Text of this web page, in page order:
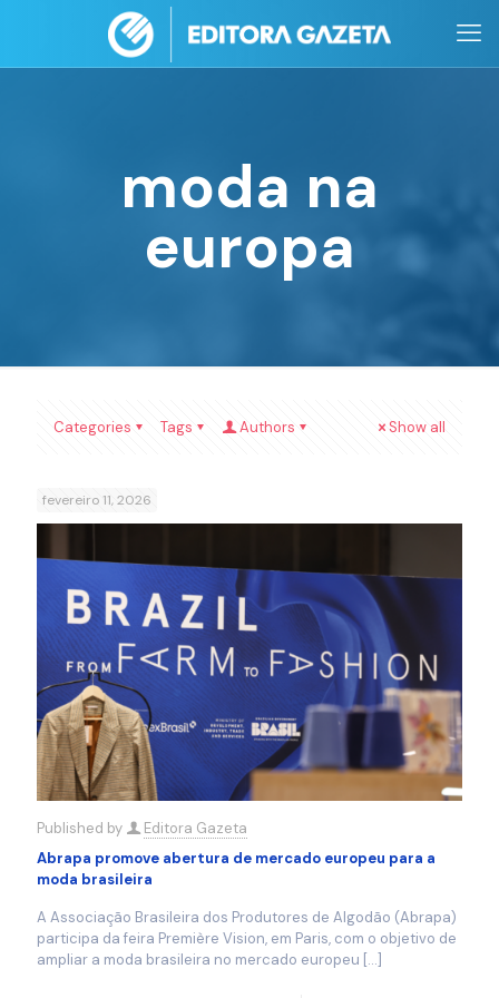
moda na
europa
Categories Tags Authors Show all
fevereiro 11, 2026
Published by
Editora Gazeta
Abrapa promove abertura de mercado europeu para a
moda brasileira
A Associação Brasileira dos Produtores de Algodão (Abrapa)
participa da feira Première Vision, em Paris, com o objetivo de
ampliar a moda brasileira no mercado europeu […]